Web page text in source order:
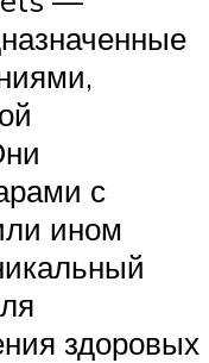
с
ином
здоровых